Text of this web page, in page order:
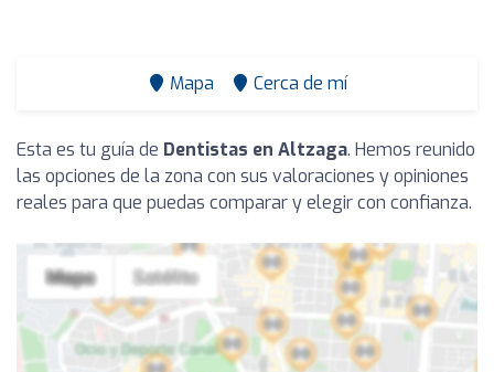
Mapa Cerca de mí
Esta es tu guía de Dentistas en Altzaga. Hemos reunido
las opciones de la zona con sus valoraciones y opiniones
reales para que puedas comparar y elegir con confianza.